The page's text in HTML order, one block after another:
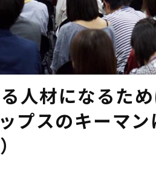
人材になるた
プスのキーマン